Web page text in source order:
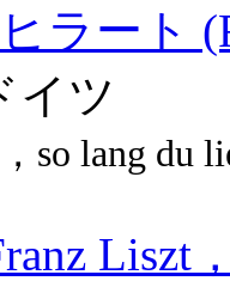
ラート
ツ
du
Liszt